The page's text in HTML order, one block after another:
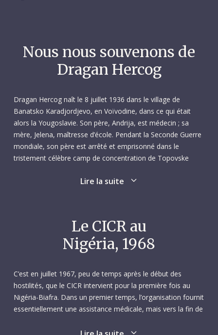
Nous nous souvenons de
Dragan Hercog
Dragan Hercog naît le 8 juillet 1936 dans le village de
Banatsko Karadjordjevo, en Voïvodine, dans ce qui était
alors la Yougoslavie. Son père, Andrija, est médecin ; sa
mère, Jelena, maîtresse d’école. Pendant la Seconde Guerre
mondiale, son père est arrêté et emprisonné dans le
tristement célèbre camp de concentration de Topovske
Après la guerre, Dragan, sa mère et sa jeune sœur Verica
épouse par la suite Jelena Obradović, une enseignante
Rouge yougoslave et par le CICR, qui cherchent des
volontaires disposés à partir au Biafra, territoire plongé dans
une violente guerre civile et dans une grave crise
humanitaire après s’être déclaré indépendant du Nigéria un
Lire la suite
Le CICR au
Nigéria, 1968
C’est en juillet 1967, peu de temps après le début des
hostilités, que le CICR intervient pour la première fois au
Nigéria-Biafra. Dans un premier temps, l’organisation fournit
essentiellement une assistance médicale, mais vers la fin de
Pour faire face à la situation, le CICR renforce ses activités